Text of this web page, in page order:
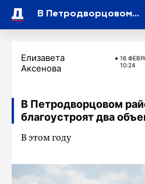
В Петродворцовом районе Петербурга благоустроят два объекта
Елизавета
Аксенова
16
10:24
В Петродворцовом
благоустроят два
В этом году